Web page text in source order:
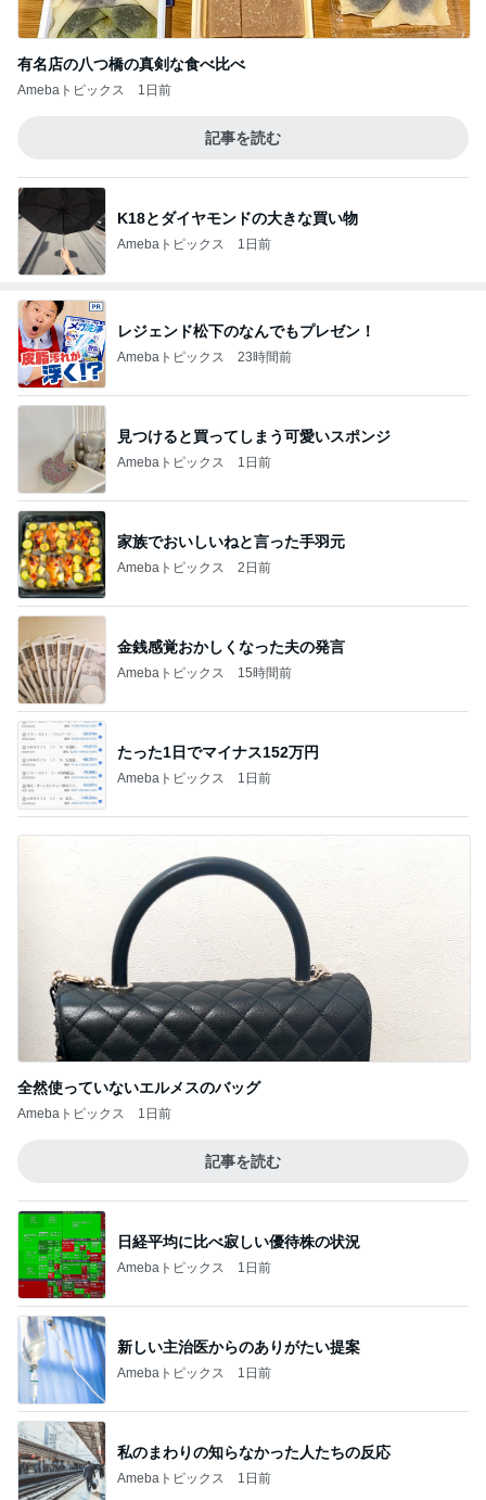
有名店の八つ橋の真剣な食べ比べ
Amebaトピックス 1日前
記事を読む
K18とダイヤモンドの大きな買い物
Amebaトピックス 1日前
レジェンド松下のなんでもプレゼン！
Amebaトピックス 23時間前
見つけると買ってしまう可愛いスポンジ
Amebaトピックス 1日前
家族でおいしいねと言った手羽元
Amebaトピックス 2日前
金銭感覚おかしくなった夫の発言
Amebaトピックス 15時間前
たった1日でマイナス152万円
Amebaトピックス 1日前
全然使っていないエルメスのバッグ
Amebaトピックス 1日前
記事を読む
日経平均に比べ寂しい優待株の状況
Amebaトピックス 1日前
新しい主治医からのありがたい提案
Amebaトピックス 1日前
私のまわりの知らなかった人たちの反応
Amebaトピックス 1日前